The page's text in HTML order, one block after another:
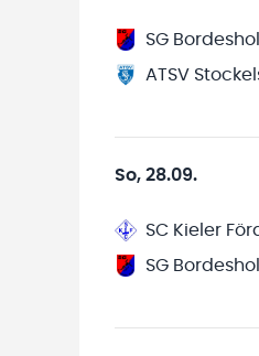
SG
ATSV
So, 28.09.
SC Kieler
SG